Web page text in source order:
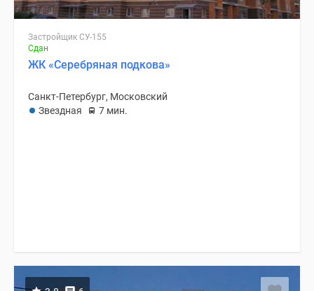
Застройщик СУ-155
Сдан
ЖК «Серебряная подкова»
Санкт-Петербург, Московский
Звездная
7 мин.